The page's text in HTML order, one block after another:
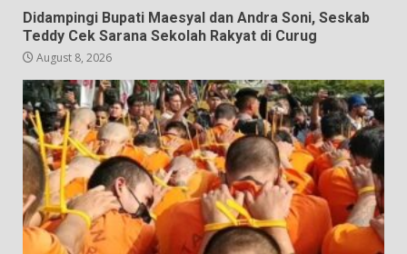
Didampingi Bupati Maesyal dan Andra Soni, Seskab
Teddy Cek Sarana Sekolah Rakyat di Curug
August 8, 2026